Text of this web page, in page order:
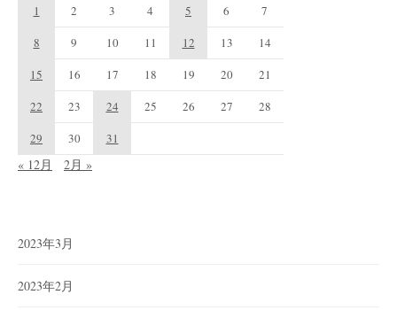
1 2 3 4 5 6
7
8
9 10 11 12 13
14
15
16 17 18 19 20
21
22
23 24 25 26 27
28
29
30 31
« 12月 2月 »
2023年3月
2023年2月